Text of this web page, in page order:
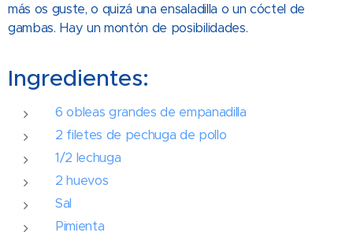
más os guste, o quizá una ensaladilla o un cóctel de
gambas. Hay un montón de posibilidades.
Ingredientes:
6 obleas grandes de empanadilla
2 filetes de pechuga de pollo
1/2 lechuga
2 huevos
Sal
Pimienta